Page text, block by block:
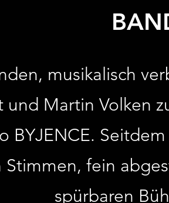
musikalisch
und Martin Volken
BYJENCE.
Stimmen, fein
spürbaren